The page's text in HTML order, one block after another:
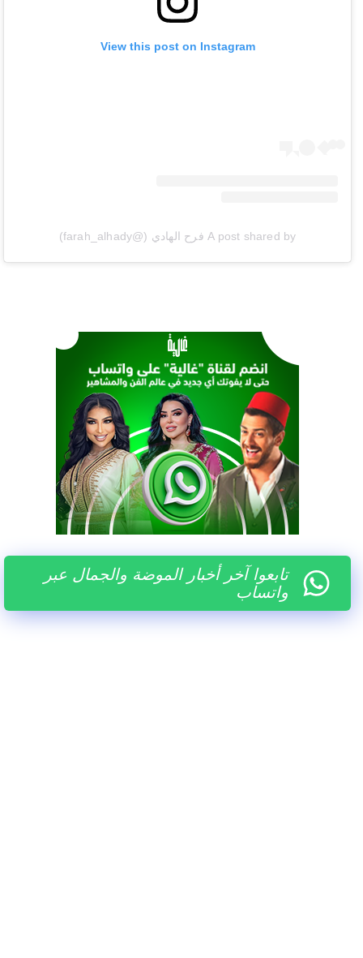
View this post on Instagram
A post shared by فرح الهادي (@farah_alhady)
تابعوا آخر أخبار الموضة والجمال عبر
واتساب